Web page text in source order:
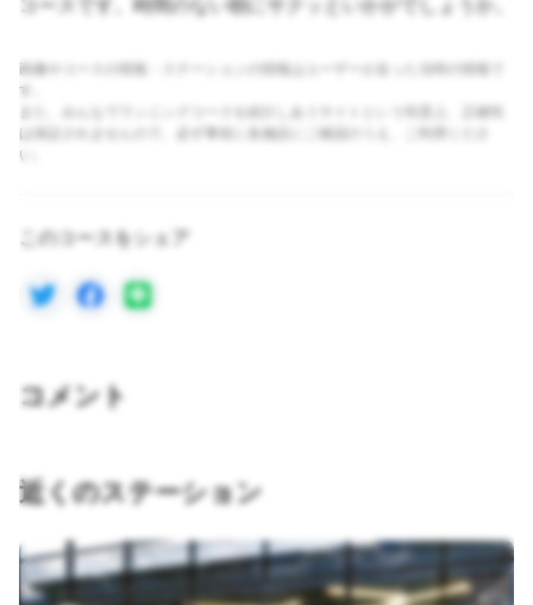
コースです。時間のない朝にサクッといかがでしょうか。
画像やコースの情報・ステーションの情報はユーザーが走った当時の情報で
す。
また、みんなでランニングコースを紹介しあうサイトという性質上、正確性
は保証されませんので、必ず事前に各施設にご確認のうえ、ご利用くださ
い。
このコースをシェア
コメント
近くのステーション